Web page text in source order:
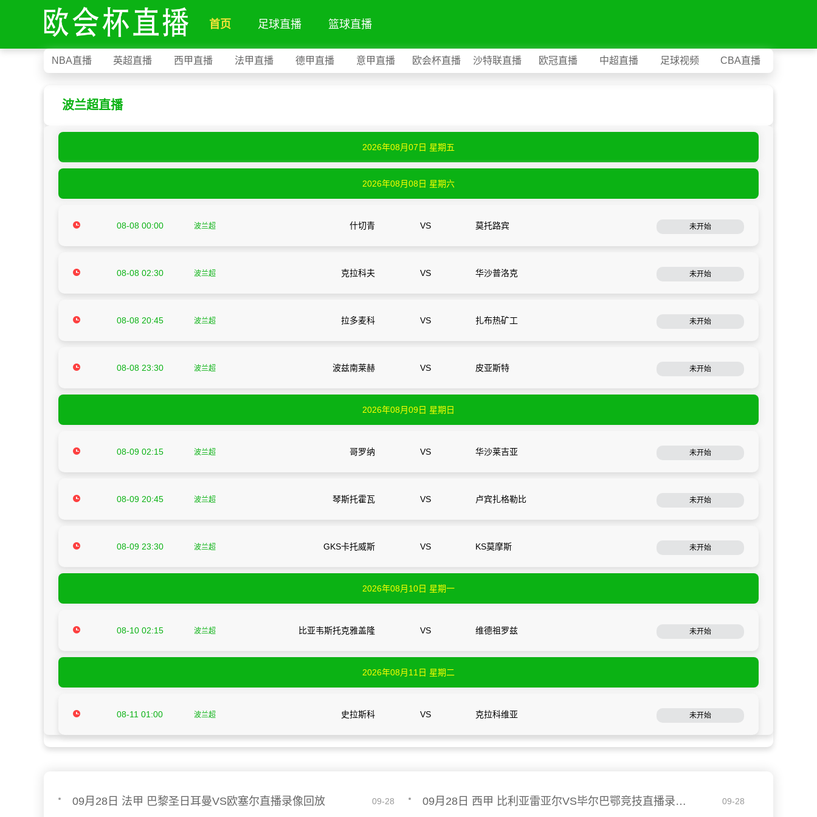
首页 足球直播 篮球直播
NBA直播 英超直播 西甲直播 法甲直播 德甲直播 意甲直播 欧会杯直播 沙特联直播 欧冠直播 中超直播 足球视频 CBA直播
波兰超直播
2026年08月07日 星期五
2026年08月08日 星期六
08-08 00:00 波兰超 什切青 VS 莫托路宾 未开始
08-08 02:30 波兰超 克拉科夫 VS 华沙普洛克 未开始
08-08 20:45 波兰超 拉多麦科 VS 扎布热矿工 未开始
08-08 23:30 波兰超 波兹南莱赫 VS 皮亚斯特 未开始
2026年08月09日 星期日
08-09 02:15 波兰超 哥罗纳 VS 华沙莱吉亚 未开始
08-09 20:45 波兰超 琴斯托霍瓦 VS 卢宾扎格勒比 未开始
08-09 23:30 波兰超 GKS卡托威斯 VS KS莫摩斯 未开始
2026年08月10日 星期一
08-10 02:15 波兰超 比亚韦斯托克雅盖隆 VS 维德祖罗兹 未开始
2026年08月11日 星期二
08-11 01:00 波兰超 史拉斯科 VS 克拉科维亚 未开始
09月28日 法甲 巴黎圣日耳曼VS欧塞尔直播录像回放 09-28 09月28日 西甲 比利亚雷亚尔VS毕尔巴鄂竞技直播录像回放 09-28